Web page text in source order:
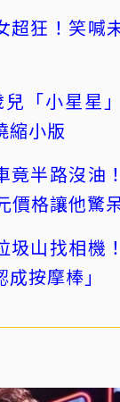
超狂！笑喊
兒「小星星
縮小版
竟半路沒油
格讓他驚
圾山找相機
按摩棒」